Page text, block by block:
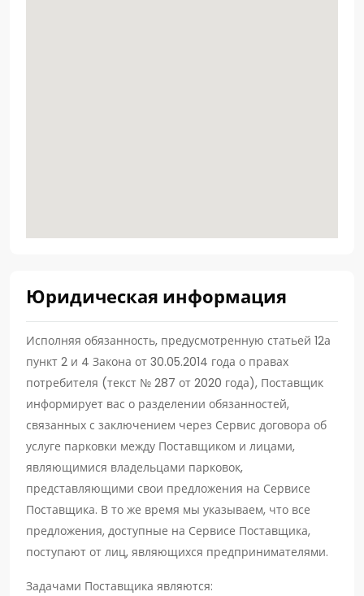
Юридическая информация
Исполняя обязанность, предусмотренную статьей 12а
пункт 2 и 4 Закона от 30.05.2014 года о правах
потребителя (текст № 287 от 2020 года), Поставщик
информирует вас о разделении обязанностей,
связанных с заключением через Сервис договора об
услуге парковки между Поставщиком и лицами,
являющимися владельцами парковок,
представляющими свои предложения на Сервисе
Поставщика. В то же время мы указываем, что все
предложения, доступные на Сервисе Поставщика,
поступают от лиц, являющихся предпринимателями.
Задачами Поставщика являются: